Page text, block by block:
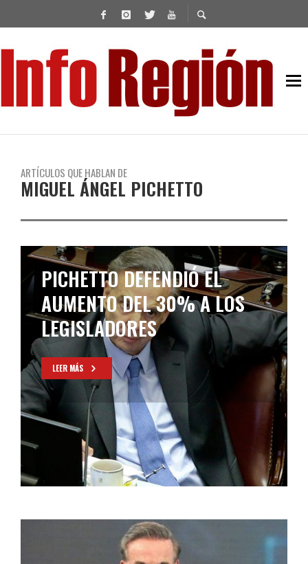
ARTÍCULOS QUE HABLAN DE
MIGUEL ÁNGEL PICHETTO
MIGUEL ÁNGEL PICHETTO
LANZA SU CAMPAÑA COMO
PRECANDIDATO
PRESIDENCIAL
LEER MÁS